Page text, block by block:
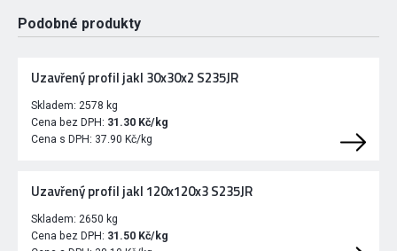
Podobné produkty
Uzavřený profil jakl 30x30x2 S235JR
Skladem: 2578 kg
Cena bez DPH: 31.30 Kč/kg
Cena s DPH: 37.90 Kč/kg
Uzavřený profil jakl 120x120x3 S235JR
Skladem: 2650 kg
Cena bez DPH: 31.50 Kč/kg